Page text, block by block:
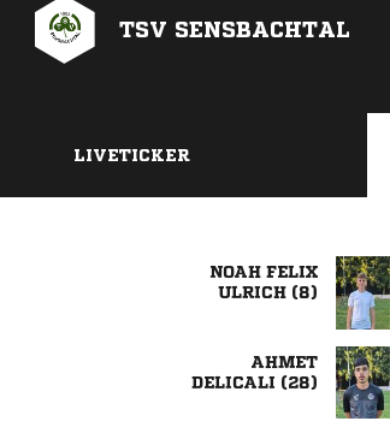
TSV SENSBACHTAL
LIVETICKER
 
 

 